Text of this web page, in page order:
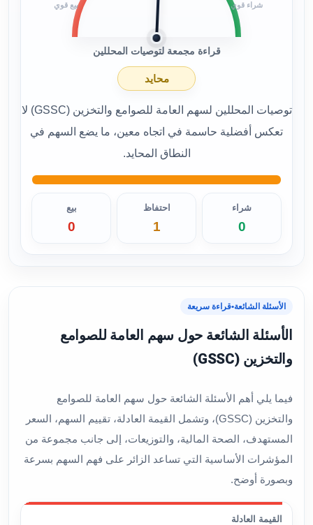
بيع قوي شراء قوي
قراءة مجمعة لتوصيات المحللين
محايد
توصيات المحللين لسهم العامة للصوامع والتخزين (GSSC) لا
تعكس أفضلية حاسمة في اتجاه معين، ما يضع السهم في
النطاق المحايد.
شراء
0
احتفاظ
1
بيع
0
الأسئلة الشائعة•قراءة سريعة
الأسئلة الشائعة حول سهم العامة للصوامع
والتخزين (GSSC)
فيما يلي أهم الأسئلة الشائعة حول سهم العامة للصوامع
والتخزين (GSSC)، وتشمل القيمة العادلة، تقييم السهم، السعر
المستهدف، الصحة المالية، والتوزيعات، إلى جانب مجموعة من
المؤشرات الأساسية التي تساعد الزائر على فهم السهم بسرعة
وبصورة أوضح.
القيمة العادلة